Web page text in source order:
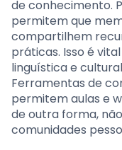
de conhecimento.
permitem que
compartilhem
práticas. Isso é
linguística e
Ferramentas de
permitem aulas e
de outra forma,
comunidades